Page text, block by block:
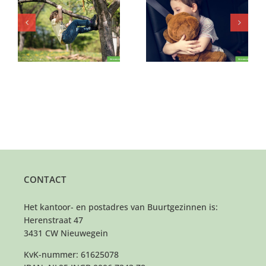
Praat jij gezellig mee,
met deze lieve
kletskous van 2?
Kun jij er zijn voor
deze bijzondere meid
in een moeilijke
periode?
CONTACT
Het kantoor- en postadres van Buurtgezinnen is:
Herenstraat 47
3431 CW Nieuwegein
KvK-nummer: 61625078